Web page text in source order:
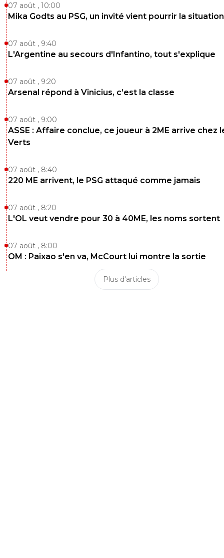
07 août , 10:00
Mika Godts au PSG, un invité vient pourrir la situation
07 août , 9:40
L'Argentine au secours d'Infantino, tout s'explique
07 août , 9:20
Arsenal répond à Vinicius, c’est la classe
07 août , 9:00
ASSE : Affaire conclue, ce joueur à 2ME arrive chez
Verts
07 août , 8:40
220 ME arrivent, le PSG attaqué comme jamais
07 août , 8:20
L'OL veut vendre pour 30 à 40ME, les noms sortent
07 août , 8:00
OM : Paixao s'en va, McCourt lui montre la sortie
Plus d'articles